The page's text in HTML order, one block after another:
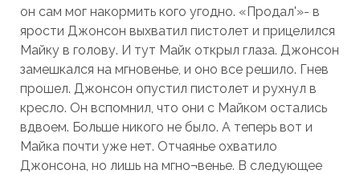
он сам мог накормить кого угодно. «Продал'»- в
ярости Джонсон выхватил пистолет и прицелился
Майку в голову. И тут Майк открыл глаза. Джонсон
замешкался на мгновенье, и оно все решило. Гнев
прошел. Джонсон опустил пистолет и рухнул в
кресло. Он вспомнил, что они с Майком остались
вдвоем. Больше никого не было. А теперь вот и
Майка почти уже нет. Отчаянье охватило
Джонсона, но лишь на мгно¬венье. В следующее